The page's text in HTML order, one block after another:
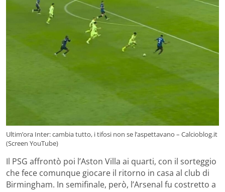
Ultim’ora Inter: cambia tutto, i tifosi non se l’aspettavano – Calcioblog.it
(Screen YouTube)
Il PSG affrontò poi l’Aston Villa ai quarti, con il sorteggio
che fece comunque giocare il ritorno in casa al club di
Birmingham. In semifinale, però, l’Arsenal fu costretto a